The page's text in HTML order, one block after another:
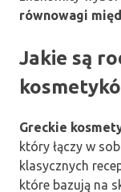
równowagi
Jakie są
Greckie
który łączy w
klasycznych
które bazują na